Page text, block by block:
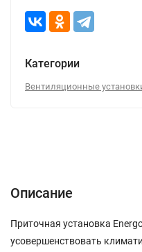
Категории
Вентиляционные
Описание
Приточная установка
усовершенствовать